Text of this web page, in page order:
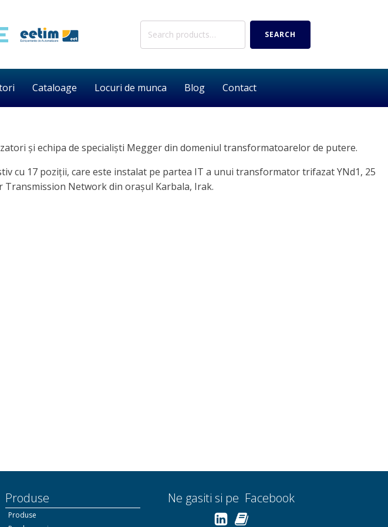
Search
SEARCH
Cataloage Locuri de munca Blog Contact
și echipa de specialiști Megger din domeniul transformatoarelor de putere.
cu 17 poziții, care este instalat pe partea IT a unui transformator trifazat YNd1, 25
Transmission Network din orașul Karbala, Irak.
Produse
Produse
Ne gasiti si pe Facebook